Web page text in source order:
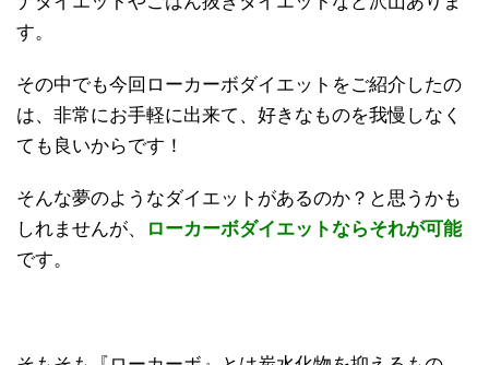
す。
その中でも今回ローカーボダイエットをご紹介したの
は、非常にお手軽に出来て、好きなものを我慢しなく
ても良いからです！
そんな夢のようなダイエットがあるのか？と思うかも
しれませんが、
ローカーボダイエットならそれが可能
です。